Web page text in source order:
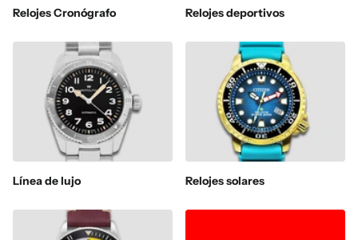
Relojes Cronógrafo Relojes deportivos
Línea de lujo Relojes solares